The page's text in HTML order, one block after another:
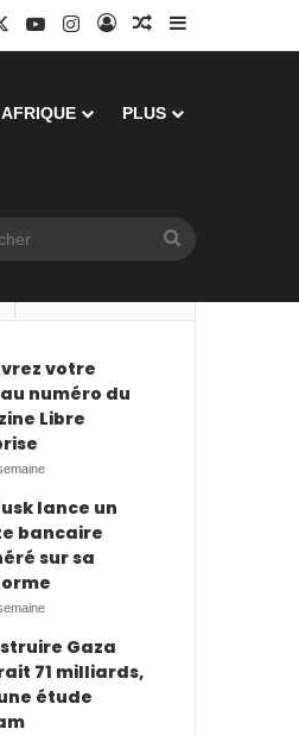
YouTubeInstagramConnexion
Article Aléatoire
Sidebar
AFRIQUE PLUS
votre
numéro du
Libre
lance un
bancaire
sur sa
Gaza
71 milliards,
étude